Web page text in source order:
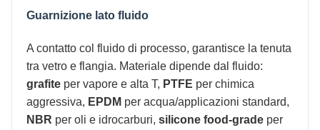
Guarnizione lato fluido
A contatto col fluido di processo, garantisce la tenuta
tra vetro e flangia. Materiale dipende dal fluido:
grafite per vapore e alta T, PTFE per chimica
aggressiva, EPDM per acqua/applicazioni standard,
NBR per oli e idrocarburi, silicone food-grade per